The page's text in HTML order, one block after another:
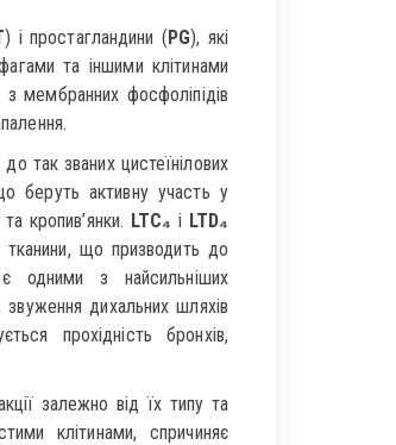
) і простагландини (PG), які
та іншими клітинами
з мембранних фосфоліпідів
так званих цистеїнілових
беруть активну участь у
кропив’янки. LTC₄ і LTD₄
тканини, що призводить до
одними з найсильніших
звуження дихальних шляхів
прохідність бронхів,
залежно від їх типу та
клітинами, спричиняє